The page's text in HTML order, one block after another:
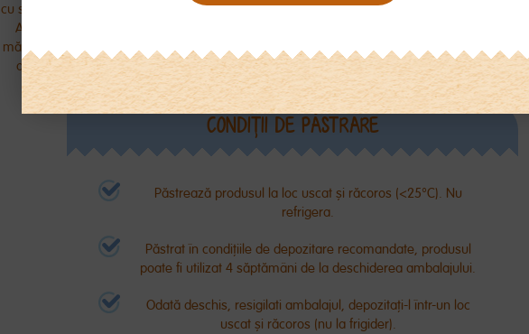
cu strictețe dozarea produsului.
Adăugarea unui număr de
măsuri necorespunzător poate
afecta sănătatea copilului.
tetină sterilizata.
copilului
CONDIŢII DE PĂSTRARE
Păstrează produsul la loc uscat și răcoros (<25°C). Nu
refrigera.
Păstrat în condițiile de depozitare recomandate, produsul
poate fi utilizat 4 săptămâni de la deschiderea ambalajului.
Odată deschis, resigilati ambalajul, depozitați-l într-un loc
uscat și răcoros (nu la frigider).